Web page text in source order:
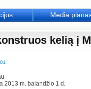
kelią į
2013 m. balandžio 1 d.
Media